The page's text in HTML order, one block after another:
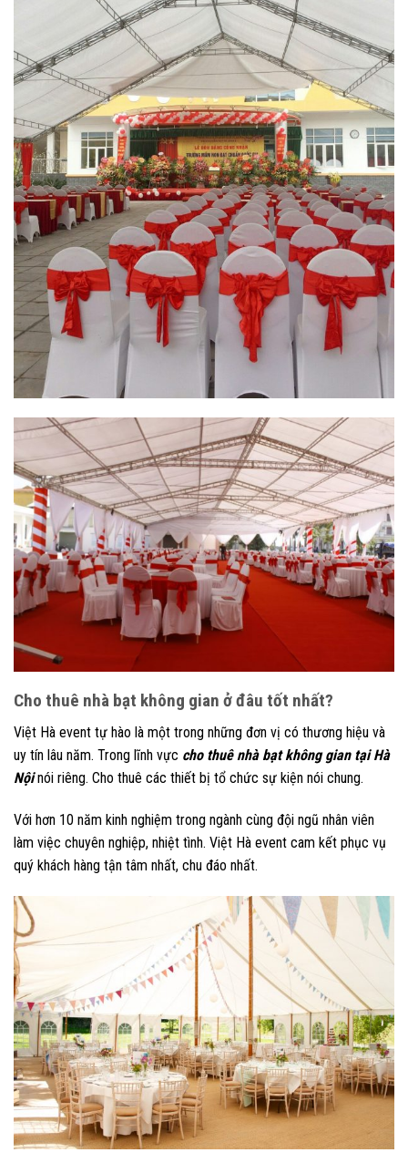
Cho thuê nhà bạt không gian ở đâu tốt nhất?
Việt Hà event tự hào là một trong những đơn vị có thương hiệu và
uy tín lâu năm. Trong lĩnh vực cho thuê nhà bạt không gian tại Hà
Nộinói riêng. Cho thuê các thiết bị tổ chức sự kiện nói chung.
Với hơn 10 năm kinh nghiệm trong ngành cùng đội ngũ nhân viên
làm việc chuyên nghiệp, nhiệt tình. Việt Hà event cam kết phục vụ
quý khách hàng tận tâm nhất, chu đáo nhất.